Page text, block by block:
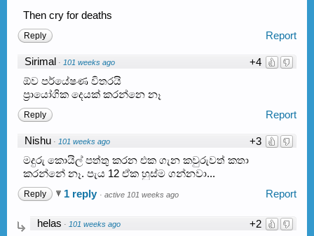
Then cry for deaths
Report
Reply
+4
Sirimal · 101 weeks ago
ඕව පර්යේෂණ විතරයි
ප්‍රායෝගික දෙයක් කරන්නෙ නෑ
Report
Reply
+3
Nishu · 101 weeks ago
මදුරු කොයිල් පත්තු කරන එක ගැන කවුරුවත් කතා
කරන්නේ නෑ. පැය 12 ඒක හුස්ම ගන්නවා...
Report
Reply 1 reply · active 101 weeks ago
+2
helas · 101 weeks ago